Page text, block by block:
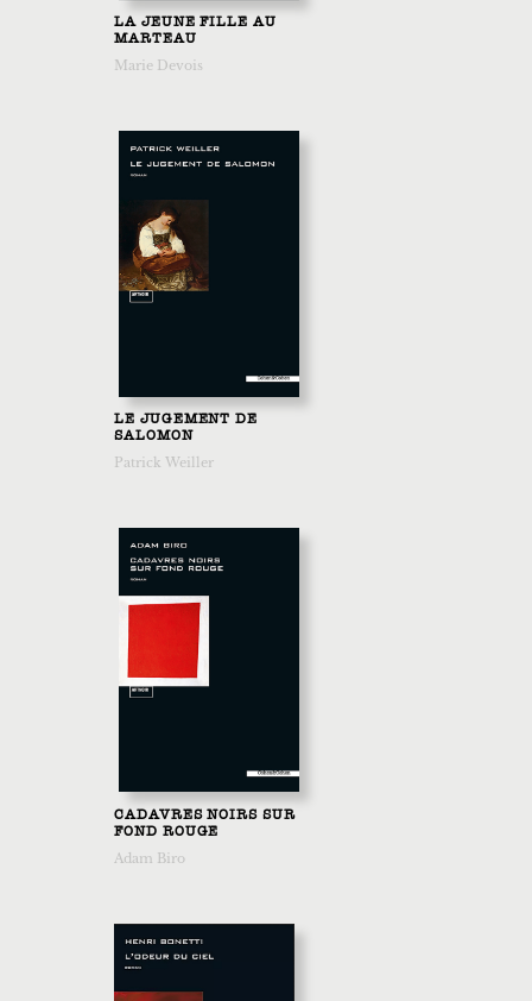
LA JEUNE FILLE AU
MARTEAU
Marie Devois
LE JUGEMENT DE
SALOMON
Patrick Weiller
CADAVRES NOIRS SUR
FOND ROUGE
Adam Biro